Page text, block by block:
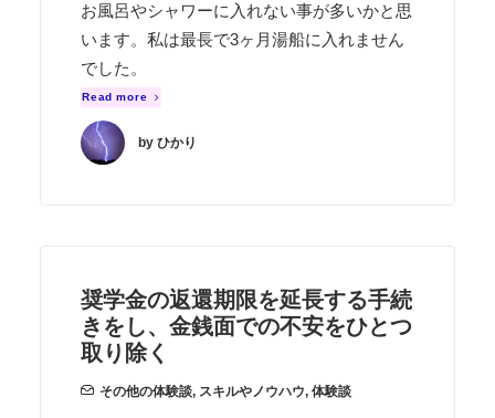
お風呂やシャワーに入れない事が多いかと思
います。私は最長で3ヶ月湯船に入れません
でした。
Read more
by ひかり
奨学金の返還期限を延長する手続
きをし、金銭面での不安をひとつ
取り除く
その他の体験談, スキルやノウハウ, 体験談